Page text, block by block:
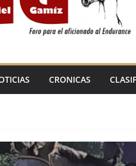
CRONICAS